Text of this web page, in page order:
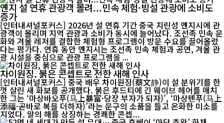
옌지 설 연휴 관광객 몰려...민속 체험·빙설 관광에 소비도
증가
[인터내셔널포커스] 2026년 설 연휴 기간 중국 지린성 옌지시에 관
광객이 몰리며 지역 관광과 소비가 동시에 늘어났다. 조선족 민속 문
화와 겨울 레저를 결합한 체험형 프로그램이 방문 수요를 끌어올렸
다는 평가다. 연휴 동안 옌지시는 조선족 민속 체험과 공연, 겨울 관
광 시설을 중심으로 관광 프로그램을 ...
차이원징, 붉은 콘셉트로 전한 새해 인사
[인터내셔널포커스] 중국 배우 차이원징(蔡文静)이 설 분위기를 한
껏 살린 새 화보를 공개했다. 붉은 후드티에 긴 웨이브 헤어를 매치
한 그는 ‘마상바오푸(马上暴富·당장 부자가 되자)’, ‘마상톈푸(马上
添福·곧바로 복을 더하자)’라는 문구의 소품을 들고 온화한 미소를
지었다. 말의 해를 상징하는 경쾌한 콘셉...